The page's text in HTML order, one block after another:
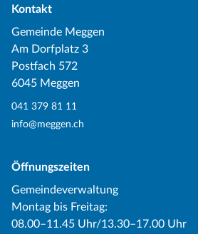
Kontakt
Gemeinde Meggen
Am Dorfplatz 3
Postfach 572
6045 Meggen
041 379 81 11
info@meggen.ch
Öffnungszeiten
Gemeindeverwaltung
Montag bis Freitag:
08.00–11.45 Uhr/13.30–17.00 Uhr